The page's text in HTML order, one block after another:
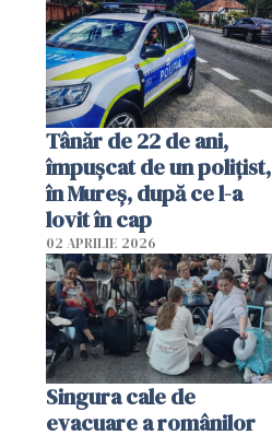
Tânăr de 22 de ani,
împușcat de un polițist,
în Mureș, după ce l-a
lovit în cap
02 APRILIE 2026
Singura cale de
evacuare a românilor